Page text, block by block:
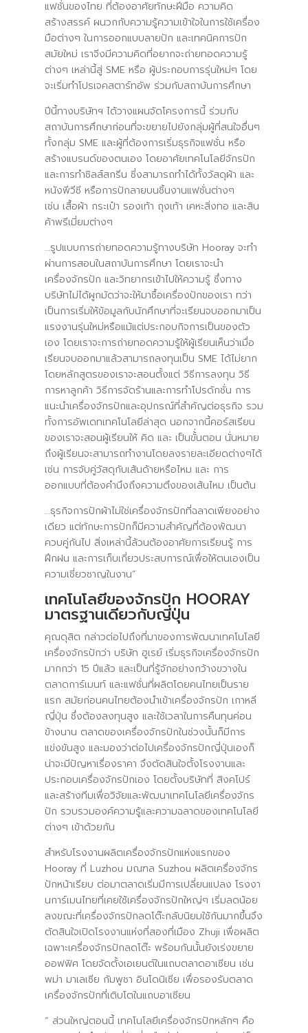
แฟชั่นของไทย ที่ต้องอาศัยทักษะฝีมือ ความคิด
สร้างสรรค์ ผนวกกับความรู้ความเข้าใจในการใช้เครื่อง
มือต่างๆ ในการออกแบบลายปัก และเทคนิคการปัก
สมัยใหม่ เราจีงมีความคิดที่อยากจะถ่ายทอดความรู้
ต่างๆ เหล่านี้สู่ SME หรือ ผู้ประกอบการรุ่นใหม่ๆ โดย
จะเริ่มทำโปรเจคสตาร์ทอัพ ร่วมกับสถาบันการศึกษา
ปีนี้ทางบริษัทฯ ได้วางแผนจัดโครงการนี้ ร่วมกับ
สถาบันการศึกษาก่อนที่จะขยายไปยังกลุ่มผู้ที่สนใจอื่นๆ
ทั้งกลุ่ม SME และผู้ที่ต้องการเริ่มธุรกิจแฟชั่น หรือ
สร้างแบรนด์ของตนเอง โดยอาศัยเทคโนโลยีจักรปัก
และการทำซิลส์สกรีน ซี่งสามารถทำได้ทั้งวัสดุผ้า และ
หนังพีวีซี หรือการปักลายบนชิ้นงานแฟชั่นต่างๆ
เช่น เสื้อผ้า กระเป๋า รองเท้า ถุงเท้า เคหะสิ่งทอ และสิน
ค้าพรีเมี่ยมต่างๆ
…รูปแบบการถ่ายทอดความรู้ทางบริษัท Hooray จะทำ
ผ่านการสอนในสถาบันการศึกษา โดยเราจะนำ
เครื่องจักรปัก และวิทยากรเข้าไปให้ความรู้ ซึ่งทาง
บริษัทไม่ได้ผูกมัดว่าจะให้มาซื้อเครื่องปักของเรา ทว่า
เป็นการเริ่มให้ข้อมูลกับนักศึกษาที่จะเรียนจบออกมาเป็น
แรงงานรุ่นใหม่หรือแม้แต่ประกอบกิจการเป็นของตัว
เอง โดยเราจะการถ่ายทอดความรู้ให้ผู้เรียนเห็นว่าเมื่อ
เรียนจบออกมาแล้วสามารถลงทุนเป็น SME ได้ไม่ยาก
โดยหลักสูตรของเราจะสอนตั้งแต่ วิธีการลงทุน วิธี
การหาลูกค้า วิธีการจัดร้านและการทำโปรดักชั่น การ
แนะนำเครื่องจักรปักและอุปกรณ์ที่สำคัญต่อธุรกิจ รวม
ทั้งการอัพเดทเทคโนโลยีล่าสุด นอกจากนี้คอร์สเรียน
ของเราจะสอนผู้เรียนให้ คิด และ เป็นขั้่นตอน นั่นหมาย
ถึงผู้เรียนจะสามารถทำงานโดยลงรายละเอียดต่างๆได้
เช่น การจับคู่วัสดุกับเส้นด้ายหรือไหม และ การ
ออกแบบที่ต้องคำนึงถึงความตึงของเส้นไหม เป็นต้น
…ธุรกิจการปักผ้าไม่ใช่เครื่องจักรปักที่ฉลาดเพียงอย่าง
เดียว แต่ทักษะการปักก็มีความสำคัญที่ต้องพัฒนา
ควบคู่กันไป สิ่งเหล่านี้ล้วนต้องอาศัยการเรียนรู้ การ
ฝึกฝน และการเก็บเกี่ยวประสบการณ์เพื่อให้ตนเองเป็น
ความเชี่ยวชาญในงาน”
เทคโนโลยีของจักรปัก HOORAY
มาตรฐานเดียวกับญี่ปุ่น
คุณดุสิต กล่าวต่อไปถึงที่มาของการพัฒนาเทคโนโลยี
เครื่องจักรปักว่า บริษัท ฮูเรย์ เริ่มธุรกิจเครื่องจักรปัก
มากกว่า 15 ปีแล้ว และเป็นที่รู้จักอย่างกว้างขวางใน
ตลาดการ์เมนท์ และแฟชั่นที่ผลิตโดยคนไทยเป็นราย
แรก สมัยก่อนคนไทยต้องนำเข้าเครื่องจักรปัก เกาหลี
ญี่ปุ่น ซึ่งต้องลงทุนสูง และใช้เวลาในการคืนทุนค่อน
ข้างนาน ตลาดของเครื่องจักรปักในช่วงนั้นก็มีการ
แข่งขันสูง และมองว่าต่อไปเครื่องจักรปักญี่ปุ่นเองก็
น่าจะมีปัญหาเรื่องราคา จึงตัดสินใจตั้งโรงงานและ
ประกอบเครื่องจักรปักเอง โดยตั้งบริษัทที่ สิงคโปร์
และสร้างทีมเพื่อวิจัยและพัฒนาเทคโนโลยีเครื่องจักร
ปัก รวบรวมองค์ความรู้และความฉลาดของเทคโนโลยี
ต่างๆ เข้าด้วยกัน
สำหรับโรงงานผลิตเครื่องจักรปักแห่งแรกของ
Hooray ที่ Luzhou มณฑล Suzhou ผลิตเครื่องจักร
ปักหน้าเรียบ ต่อมาตลาดเริ่มมีการเปลี่ยนแปลง โรงงา
นการ์เมนไทยที่เคยใช้เครื่องจักรปักใหญ่ๆ เริ่มลดน้อย
ลงขณะที่เครื่องจักรปักลดโต๊ะกลับนิยมใช้กันมากขึ้นจึง
ตัดสินใจเปิดโรงงานแห่งที่สองที่เมือง Zhuji เพื่อผลิต
เฉพาะเครื่องจักรปักลดโต๊ะ พร้อมกันนั้นยังเร่งขยาย
ออฟฟิศ โดยจัดตั้งเอเยนต์ในแถบตลาดอาเซียน เช่น
พม่า มาเลเซีย กัมพูชา อินโดนิเซีย เพื่อรองรับตลาด
เครื่องจักรปักที่เติบโตในแถบอาเซียน
“ ส่วนใหญ่ตอนนี้ เทคโนโลยีเครื่องจักรปักหลักๆ คือ